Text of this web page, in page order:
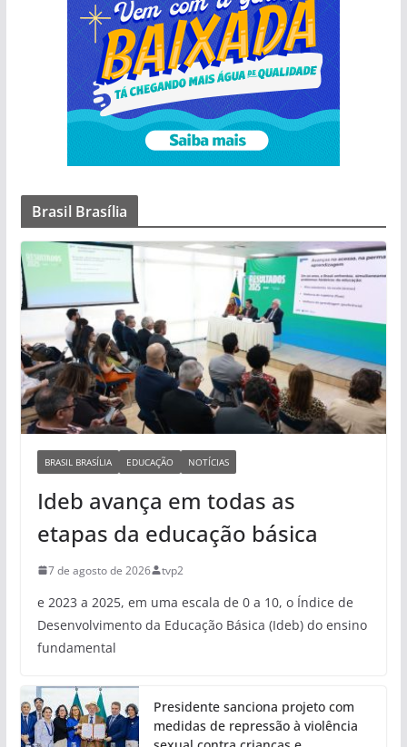
Brasil Brasília
BRASIL BRASÍLIA EDUCAÇÃO NOTÍCIAS
Ideb avança em todas as
etapas da educação básica
7 de agosto de 2026 tvp2
e 2023 a 2025, em uma escala de 0 a 10, o Índice de
Desenvolvimento da Educação Básica (Ideb) do ensino
fundamental
Presidente sanciona projeto com
medidas de repressão à violência